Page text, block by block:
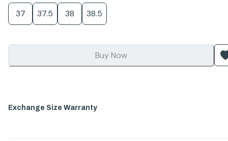
37 37.5 38 38.5
Buy Now
Exchange Size Warranty